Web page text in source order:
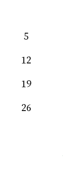
5
12
19
26